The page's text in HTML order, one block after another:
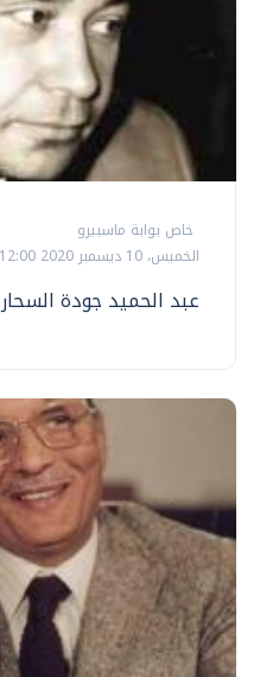
خاص بوابة ماسبيرو
الخميس، 10 ديسمبر 2020 12:00 ص
عبد الحميد جودة السحار